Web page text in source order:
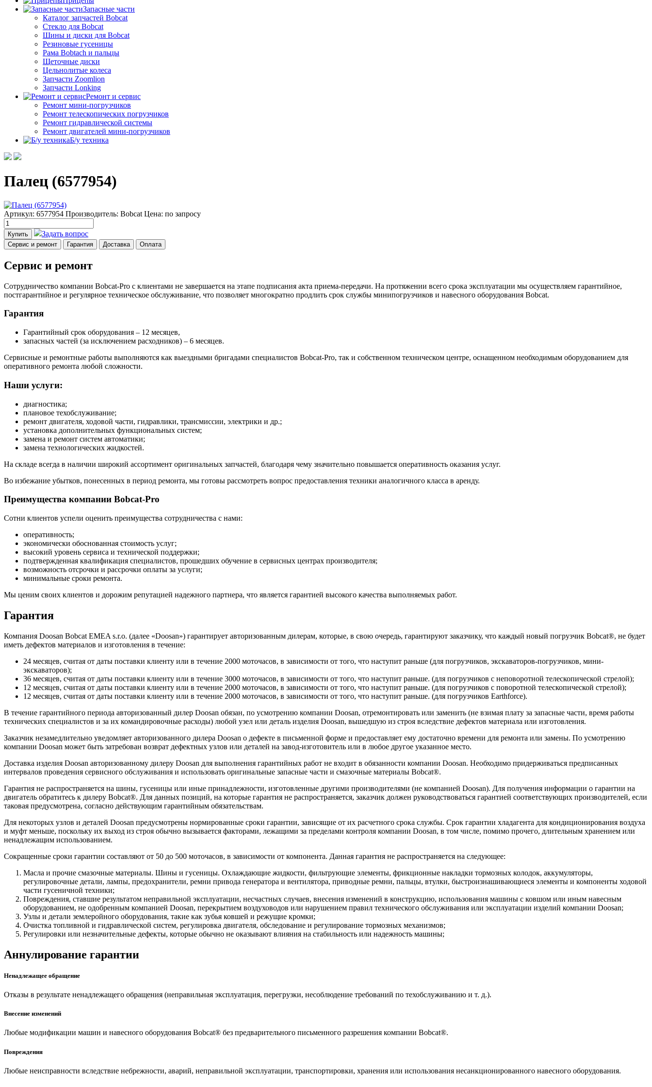
Запасные части
Каталог запчастей Bobcat
Стекло для Bobcat
Шины и диски для Bobcat
Резиновые гусеницы
Рама Bobtach и пальцы
Щеточные диски
Цельнолитые колеса
Запчасти Zoomlion
Запчасти Lonking
Ремонт и сервис
Ремонт мини-погрузчиков
Ремонт телескопических погрузчиков
Ремонт гидравлической системы
Ремонт двигателей мини-погрузчиков
Б/у техника
Палец (6577954)
Артикул: 6577954 Производитель: Bobcat Цена: по запросу
Купить Задать вопрос
Сервис и ремонт Гарантия Доставка Оплата
Сервис и ремонт
Сотрудничество компании Bobcat-Pro с клиентами не завершается на этапе подписания акта приема-передачи. На протяжении всего срока эксплуатации мы осуществляем гарантийное,
постгарантийное и регулярное техническое обслуживание, что позволяет многократно продлить срок службы минипогрузчиков и навесного оборудования Bobcat.
Гарантия
Гарантийный срок оборудования – 12 месяцев,
запасных частей (за исключением расходников) – 6 месяцев.
Сервисные и ремонтные работы выполняются как выездными бригадами специалистов Bobcat-Pro, так и собственном техническом центре, оснащенном необходимым оборудованием для
оперативного ремонта любой сложности.
Наши услуги:
диагностика;
плановое техобслуживание;
ремонт двигателя, ходовой части, гидравлики, трансмиссии, электрики и др.;
установка дополнительных функциональных систем;
замена и ремонт систем автоматики;
замена технологических жидкостей.
На складе всегда в наличии широкий ассортимент оригинальных запчастей, благодаря чему значительно повышается оперативность оказания услуг.
Во избежание убытков, понесенных в период ремонта, мы готовы рассмотреть вопрос предоставления техники аналогичного класса в аренду.
Преимущества компании Bobcat-Pro
Сотни клиентов успели оценить преимущества сотрудничества с нами:
оперативность;
экономически обоснованная стоимость услуг;
высокий уровень сервиса и технической поддержки;
подтвержденная квалификация специалистов, прошедших обучение в сервисных центрах производителя;
возможность отсрочки и рассрочки оплаты за услуги;
минимальные сроки ремонта.
Мы ценим своих клиентов и дорожим репутацией надежного партнера, что является гарантией высокого качества выполняемых работ.
Гарантия
Компания Doosan Bobcat EMEA s.r.o. (далее «Doosan») гарантирует авторизованным дилерам, которые, в свою очередь, гарантируют заказчику, что каждый новый погрузчик Bobcat®, не будет
иметь дефектов материалов и изготовления в течение:
24 месяцев, считая от даты поставки клиенту или в течение 2000 моточасов, в зависимости от того, что наступит раньше (для погрузчиков, экскаваторов-погрузчиков, мини-
экскаваторов);
36 месяцев, считая от даты поставки клиенту или в течение 3000 моточасов, в зависимости от того, что наступит раньше. (для погрузчиков с неповоротной телескопической стрелой);
12 месяцев, считая от даты поставки клиенту или в течение 2000 моточасов, в зависимости от того, что наступит раньше. (для погрузчиков с поворотной телескопической стрелой);
12 месяцев, считая от даты поставки клиенту или в течение 2000 моточасов, в зависимости от того, что наступит раньше. (для погрузчиков Earthforce).
В течение гарантийного периода авторизованный дилер Doosan обязан, по усмотрению компании Doosan, отремонтировать или заменить (не взимая плату за запасные части, время работы
технических специалистов и за их командировочные расходы) любой узел или деталь изделия Doosan, вышедшую из строя вследствие дефектов материала или изготовления.
Заказчик незамедлительно уведомляет авторизованного дилера Doosan о дефекте в письменной форме и предоставляет ему достаточно времени для ремонта или замены. По усмотрению
компании Doosan может быть затребован возврат дефектных узлов или деталей на завод-изготовитель или в любое другое указанное место.
Доставка изделия Doosan авторизованному дилеру Doosan для выполнения гарантийных работ не входит в обязанности компании Doosan. Необходимо придерживаться предписанных
интервалов проведения сервисного обслуживания и использовать оригинальные запасные части и смазочные материалы Bobcat®.
Гарантия не распространяется на шины, гусеницы или иные принадлежности, изготовленные другими производителями (не компанией Doosan). Для получения информации о гарантии на
двигатель обратитесь к дилеру Bobcat®. Для данных позиций, на которые гарантия не распространяется, заказчик должен руководствоваться гарантией соответствующих производителей, если
таковая предусмотрена, согласно действующим гарантийным обязательствам.
Для некоторых узлов и деталей Doosan предусмотрены нормированные сроки гарантии, зависящие от их расчетного срока службы. Срок гарантии хладагента для кондиционирования воздуха
и муфт меньше, поскольку их выход из строя обычно вызывается факторами, лежащими за пределами контроля компании Doosan, в том числе, помимо прочего, длительным хранением или
ненадлежащим использованием.
Сокращенные сроки гарантии составляют от 50 до 500 моточасов, в зависимости от компонента. Данная гарантия не распространяется на следующее:
Масла и прочие смазочные материалы. Шины и гусеницы. Охлаждающие жидкости, фильтрующие элементы, фрикционные накладки тормозных колодок, аккумуляторы,
регулировочные детали, лампы, предохранители, ремни привода генератора и вентилятора, приводные ремни, пальцы, втулки, быстроизнашивающиеся элементы и компоненты ходовой
части гусеничной техники;
Повреждения, ставшие результатом неправильной эксплуатации, несчастных случаев, внесения изменений в конструкцию, использования машины с ковшом или иным навесным
оборудованием, не одобренным компанией Doosan, перекрытием воздуховодов или нарушением правил технического обслуживания или эксплуатации изделий компании Doosan;
Узлы и детали землеройного оборудования, такие как зубья ковшей и режущие кромки;
Очистка топливной и гидравлической систем, регулировка двигателя, обследование и регулирование тормозных механизмов;
Регулировки или незначительные дефекты, которые обычно не оказывают влияния на стабильность или надежность машины;
Аннулирование гарантии
Ненадлежащее обращение
Отказы в результате ненадлежащего обращения (неправильная эксплуатация, перегрузки, несоблюдение требований по техобслуживанию и т. д.).
Внесение изменений
Любые модификации машин и навесного оборудования Bobcat® без предварительного письменного разрешения компании Bobcat®.
Повреждения
Любые неисправности вследствие небрежности, аварий, неправильной эксплуатации, транспортировки, хранения или использования несанкционированного навесного оборудования.